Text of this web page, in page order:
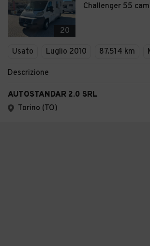
20
Challenger 55
Usato Luglio 2010 87.514 km
Descrizione
AUTOSTANDAR 2.0 SRL
Torino (TO)